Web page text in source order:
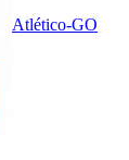
Atlético-GO